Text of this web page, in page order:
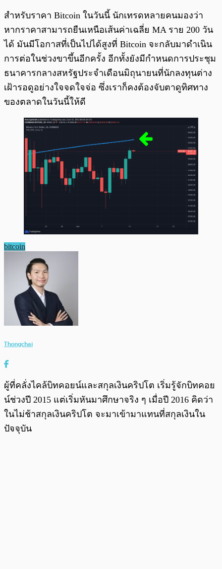
สำหรับราคา Bitcoin ในวันนี้ นักเทรดหลายคนมองว่า
หากราคาสามารถยืนเหนือเส้นค่าเฉลี่ย MA ราย 200 วัน
ได้ มันมีโอกาสที่เป็นไปได้สูงที่ Bitcoin จะกลับมาดำเนิน
การต่อในช่วงขาขึ้นอีกครั้ง อีกทั้งยังมีกำหนดการประชุม
ธนาคารกลางสหรัฐประจำเดือนมิถุนายนที่นักลงทุนต่าง
เฝ้ารอดูอย่างใจจดใจจ่อ ซึ่งเราก็คงต้องจับตาดูทิศทาง
ของตลาดในวันนี้ให้ดี
bitcoin
Thongchai
ผู้ที่คลั่งไคล้บิทคอยน์และสกุลเงินคริปโต เริ่มรู้จักบิทคอย
น์ช่วงปี 2015 แต่เริ่มหันมาศึกษาจริง ๆ เมื่อปี 2016 คิดว่า
ในไม่ช้าสกุลเงินคริปโต จะมาเข้ามาแทนที่สกุลเงินใน
ปัจจุบัน